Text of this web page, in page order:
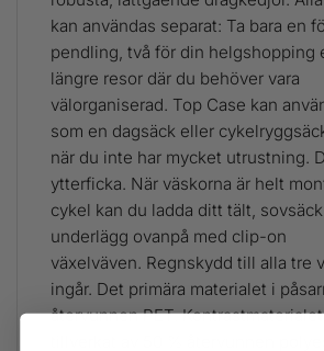
kan användas separat: Ta bara en
pendling, två för din helgshopping
längre resor där du behöver vara
välorganiserad. Top Case kan
som en dagsäck eller
när du inte har mycket utrustning.
ytterficka. När väskorna är helt
cykel kan du ladda ditt tält,
underlägg ovanpå med clip-on
växelväven. Regnskydd till alla tre
ingår. Det primära materialet i
återvunnen PET.
tillverkat av 50 % återvunnen